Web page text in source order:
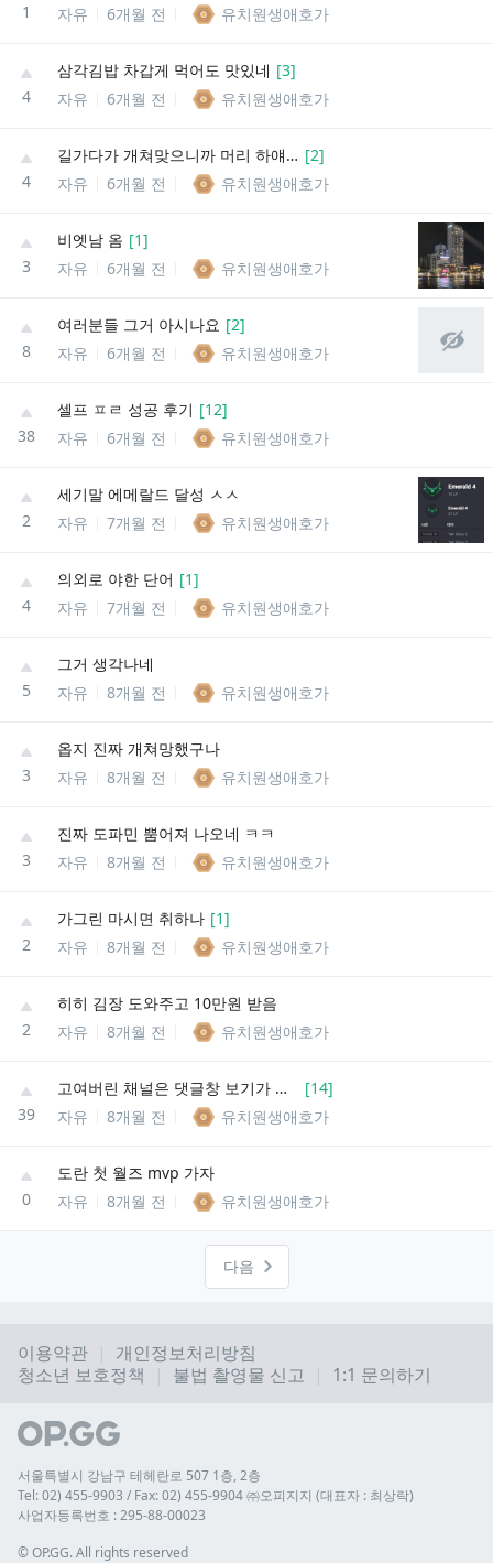
1
자유
6개월 전 유치원생애호가
4
삼각김밥 차갑게 먹어도 맛있네 [3]
자유
6개월 전 유치원생애호가
4
길가다가 개쳐맞으니까 머리 하얘지네 [2]
자유
6개월 전 유치원생애호가
3
비엣남 옴 [1]
자유
6개월 전 유치원생애호가
8
여러분들 그거 아시나요 [2]
자유
6개월 전 유치원생애호가
38
셀프 ㅍㄹ 성공 후기 [12]
자유
6개월 전 유치원생애호가
2
세기말 에메랄드 달성 ㅅㅅ
자유
7개월 전 유치원생애호가
4
의외로 야한 단어 [1]
자유
7개월 전 유치원생애호가
5
그거 생각나네
자유
8개월 전 유치원생애호가
3
옵지 진짜 개쳐망했구나
자유
8개월 전 유치원생애호가
3
진짜 도파민 뿜어져 나오네 ㅋㅋ
자유
8개월 전 유치원생애호가
2
가그린 마시면 취하나 [1]
자유
8개월 전 유치원생애호가
2
히히 김장 도와주고 10만원 받음
자유
8개월 전 유치원생애호가
39
고여버린 채널은 댓글창 보기가 싫음 [14]
자유
8개월 전 유치원생애호가
0
도란 첫 월즈 mvp 가자
자유
8개월 전 유치원생애호가
다음
이용약관
개인정보처리방침
청소년 보호정책
불법 촬영물 신고 1:1 문의하기
서울특별시 강남구 테헤란로 507 1층, 2층
Tel: 02) 455-9903 / Fax: 02) 455-9904 ㈜오피지지 (대표자 : 최상락)
사업자등록번호 : 295-88-00023
© OP.GG. All rights reserved